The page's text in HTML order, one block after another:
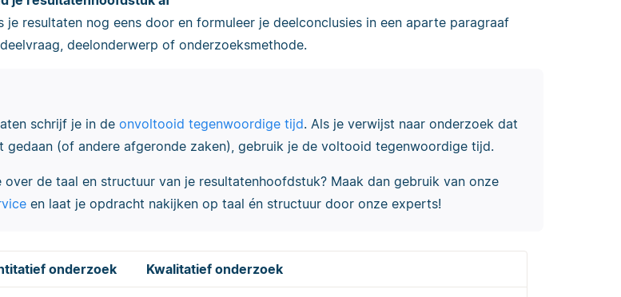
je resultaten nog eens door en formuleer je deelconclusies in een aparte paragraaf
deelonderwerp of onderzoeksmethode.
schrijf je in de onvoltooid tegenwoordige tijd. Als je verwijst naar onderzoek dat
gedaan (of andere afgeronde zaken), gebruik je de voltooid tegenwoordige tijd.
over de taal en structuur van je resultatenhoofdstuk? Maak dan gebruik van onze
en laat je opdracht nakijken op taal én structuur door onze experts!
onderzoek Kwalitatief onderzoek